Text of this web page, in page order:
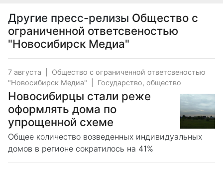
Другие пресс-релизы Общество с
ограниченной ответсвеностью
"Новосибирск Медиа"
7 августа
Общество с ограниченной ответсвеностью
"Новосибирск Медиа"
Государство, общество
Новосибирцы стали реже
оформлять дома по
упрощенной схеме
Общее количество возведенных индивидуальных
домов в регионе сократилось на 41%